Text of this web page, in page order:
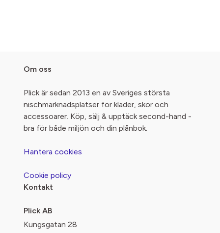
Om oss
Plick är sedan 2013 en av Sveriges största
nischmarknadsplatser för kläder, skor och
accessoarer. Köp, sälj & upptäck second-hand -
bra för både miljön och din plånbok.
Hantera cookies
Cookie policy
Kontakt
Plick AB
Kungsgatan 28